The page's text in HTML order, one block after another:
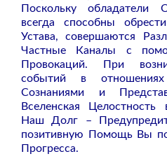
Поскольку обладатели
всегда способны
Устава, совершаются
Частные Каналы с
Провокаций. При
событий в
Сознаниями и
Вселенская
Наш Долг –
позитивную Помощь Вы
Прогресса.